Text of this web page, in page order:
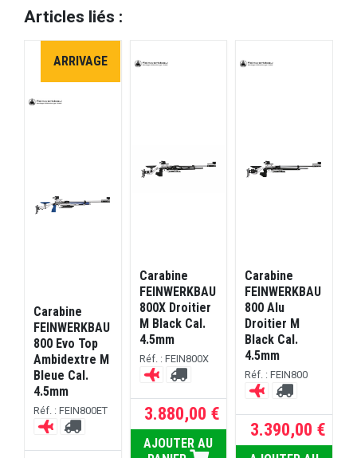
Articles liés :
ARRIVAGE
Carabine
FEINWERKBAU
800 Evo Top
Ambidextre M
Bleue Cal.
4.5mm
Réf. : FEIN800ET
Carabine
FEINWERKBAU
800X Droitier
M Black Cal.
4.5mm
Réf. : FEIN800X
3.880,00 €
AJOUTER AU
Carabine
FEINWERKBAU
800 Alu
Droitier M
Black Cal.
4.5mm
Réf. : FEIN800
3.390,00 €